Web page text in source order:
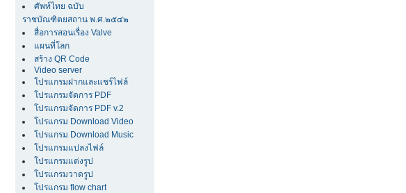
ศัพท์ไทย ฉบับ
ราชบัณฑิตยสถาน พ.ศ.๒๕๔๒
สื่อการสอนเรื่อง Valve
แผนที่โลก
สร้าง QR Code
Video server
โปรแกรมฝากและแชร์ไฟล์
โปรแกรมจัดการ PDF
โปรแกรมจัดการ PDF v.2
โปรแกรม Download Video
โปรแกรม Download Music
โปรแกรมแปลงไฟล์
โปรแกรมแต่งรูป
โปรแกรมวาดรูป
โปรแกรม flow chart